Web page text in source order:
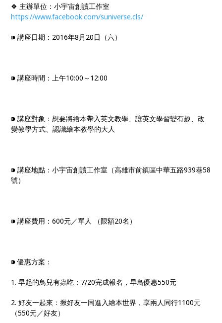
❖ 主辦單位：小宇宙創讀工作室
https://www.facebook.com/suniverse.cls/
⁍ 講座日期：2016年8月20日（六）
⁍ 講座時間：上午10:00～12:00
⁍ 講座對象：想要將繪本帶入英文教學、讓英文學習變有趣、改
變教學方式、認識繪本教學的大人
⁍ 講座地點：小宇宙創讀工作室（高雄市前鎮區中華五路939巷58
號）
⁍ 講座費用：600元／單人 （限額20名）
⁍ 優惠方案：
1. 早起的鳥兒有蟲吃：7/20完成報名，早鳥優惠550元
2. 好友一起來：揪好友一同進入繪本世界，享兩人同行1100元
（550元／好友）